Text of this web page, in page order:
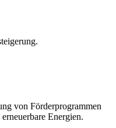
von Förderprogrammen
Energien.